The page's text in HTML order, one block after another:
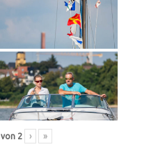
von 2 › »